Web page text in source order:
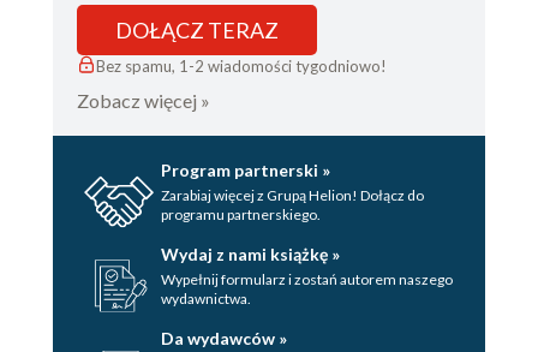
DOŁĄCZ TERAZ
Bez spamu, 1-2 wiadomości tygodniowo!
Zobacz więcej »
Program partnerski »
Zarabiaj więcej z Grupą Helion! Dołącz do
programu partnerskiego.
Wydaj z nami książkę »
Wypełnij formularz i zostań autorem naszego
wydawnictwa.
Da wydawców »